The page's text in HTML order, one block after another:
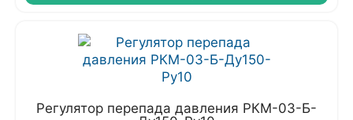
Регулятор перепада давления РКМ-03-Б-